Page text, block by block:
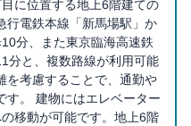
に位置する地上6階建ての
行電鉄本線「新馬場駅」か
分、また東京臨海高速鉄
分と、複数路線が利用可能
を考慮することで、通勤や
す。 建物にはエレベーター
移動が可能です。地上6階